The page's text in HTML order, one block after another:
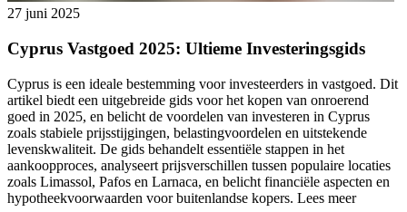
27 juni 2025
Cyprus Vastgoed 2025: Ultieme Investeringsgids
Cyprus is een ideale bestemming voor investeerders in vastgoed. Dit
artikel biedt een uitgebreide gids voor het kopen van onroerend
goed in 2025, en belicht de voordelen van investeren in Cyprus
zoals stabiele prijsstijgingen, belastingvoordelen en uitstekende
levenskwaliteit. De gids behandelt essentiële stappen in het
aankoopproces, analyseert prijsverschillen tussen populaire locaties
zoals Limassol, Pafos en Larnaca, en belicht financiële aspecten en
hypotheekvoorwaarden voor buitenlandse kopers. Lees meer